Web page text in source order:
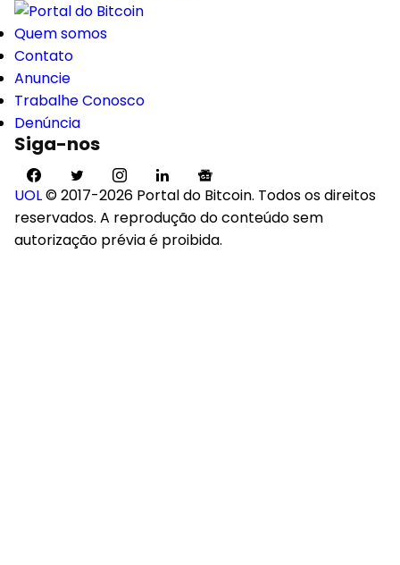
Quem somos
Contato
Anuncie
Trabalhe Conosco
Denúncia
Siga-nos
UOL© 2017-2026 Portal do Bitcoin. Todos os direitos
reservados. A reprodução do conteúdo sem
autorização prévia é proibida.